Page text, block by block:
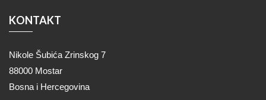
KONTAKT
Nikole Šubića Zrinskog 7
88000 Mostar
Bosna i Hercegovina